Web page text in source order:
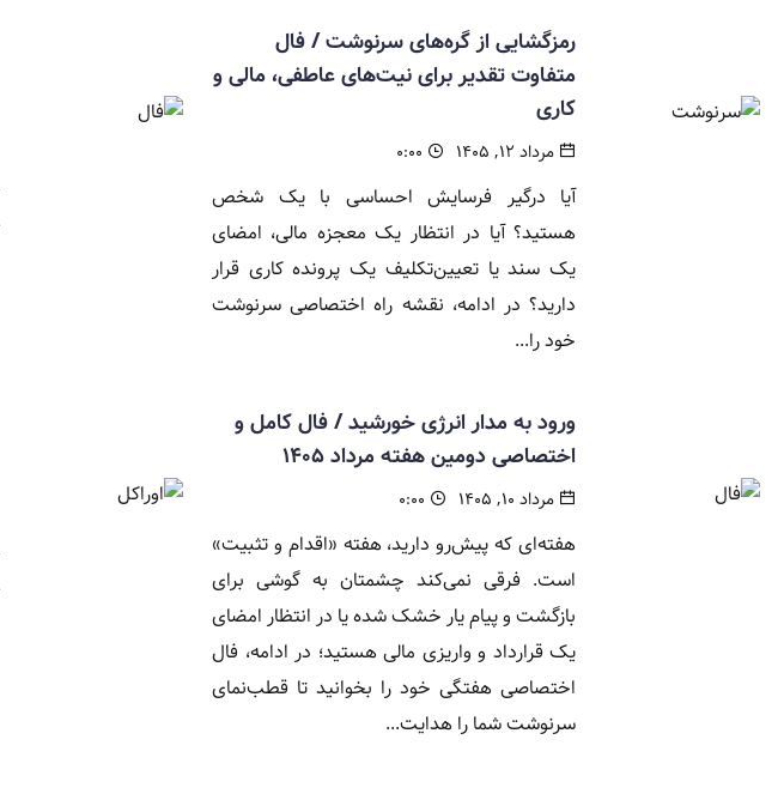
رمزگشایی از گره‌های سرنوشت / فال
متفاوت تقدیر برای نیت‌های عاطفی، مالی و
کاری
مرداد ۱۲, ۱۴۰۵
آیا درگیر فرسایش احساسی با یک شخص
هستید؟ آیا در انتظار یک معجزه مالی، امضای
یک سند یا تعیین‌تکلیف یک پرونده کاری قرار
دارید؟ در ادامه، نقشه راه اختصاصی سرنوشت
خود را...
ورود به مدار انرژی خورشید / فال کامل و
اختصاصی دومین هفته مرداد ۱۴۰۵
مرداد ۱۰, ۱۴۰۵
هفته‌ای که پیش‌رو دارید، هفته «اقدام و تثبیت»
است. فرقی نمی‌کند چشمتان به گوشی برای
بازگشت و پیام یار خشک شده یا در انتظار امضای
یک قرارداد و واریزی مالی هستید؛ در ادامه، فال
اختصاصی هفتگی خود را بخوانید تا قطب‌نمای
سرنوشت شما را هدایت...